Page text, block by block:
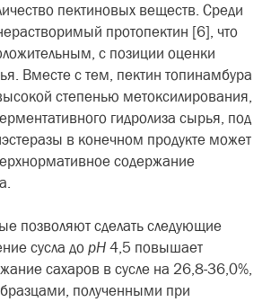
пектиновых веществ. Среди
протопектин [6], что
с позиции оценки
Вместе с тем, пектин топинамбура
степенью метоксилирования,
гидролиза сырья, под
в конечном продукте может
содержание
позволяют сделать следующие
сусла доpH4,5 повышает
сахаров в сусле на 26,8-36,0%,
полученными при